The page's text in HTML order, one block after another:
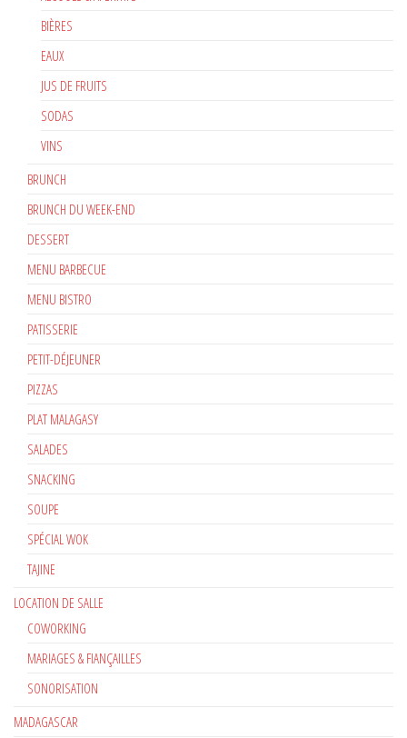
BIÈRES
EAUX
JUS DE FRUITS
SODAS
VINS
BRUNCH
BRUNCH DU WEEK-END
DESSERT
MENU BARBECUE
MENU BISTRO
PATISSERIE
PETIT-DÉJEUNER
PIZZAS
PLAT MALAGASY
SALADES
SNACKING
SOUPE
SPÉCIAL WOK
TAJINE
LOCATION DE SALLE
COWORKING
MARIAGES & FIANÇAILLES
SONORISATION
MADAGASCAR